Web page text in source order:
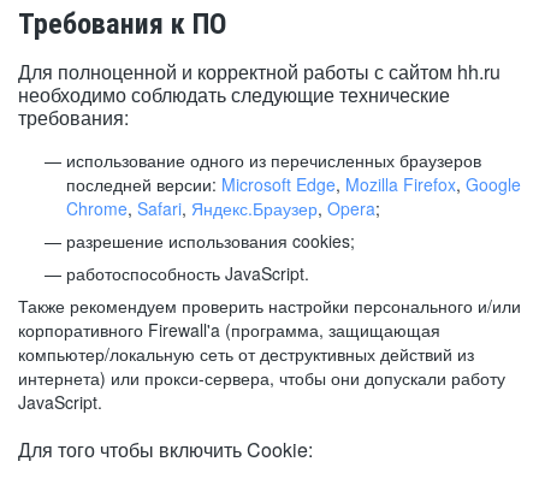
Требования к ПО
Для полноценной и корректной работы с сайтом hh.ru
необходимо соблюдать следующие технические
требования:
использование одного из перечисленных браузеров
последней версии: Microsoft Edge, Mozilla Firefox, Google
Chrome, Safari, Яндекс.Браузер, Opera;
разрешение использования cookies;
работоспособность JavaScript.
Также рекомендуем проверить настройки персонального и/или
корпоративного Firewall'a (программа, защищающая
компьютер/локальную сеть от деструктивных действий из
интернета) или прокси-сервера, чтобы они допускали работу
JavaScript.
Для того чтобы включить Cookie: